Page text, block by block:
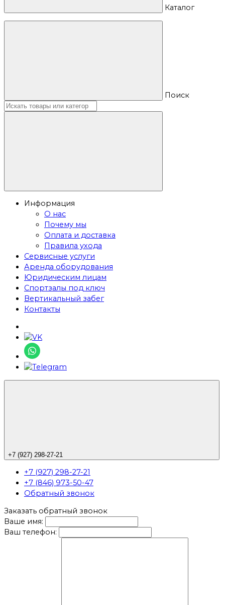
Каталог
Поиск
Информация
О нас
Почему мы
Оплата и доставка
Правила ухода
Сервисные услуги
Аренда оборудования
Юридическим лицам
Спортзалы под ключ
Вертикальный забег
Контакты
+7 (927) 298-27-21
+7 (927) 298-27-21
+7 (846) 973-50-47
Обратный звонок
Заказать обратный звонок
Ваше имя:
Ваш телефон: